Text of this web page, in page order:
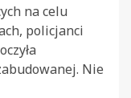
na celu
policjanci
Nie